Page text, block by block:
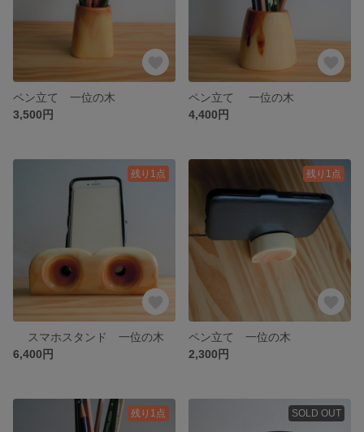
ペン立て 一位の木
3,500円
ペン立て 一位の木
4,400円
残り1点
スマホスタンド 一位の木
6,400円
残り1点
ペン立て 一位の木
2,300円
残り1点 SOLD OUT